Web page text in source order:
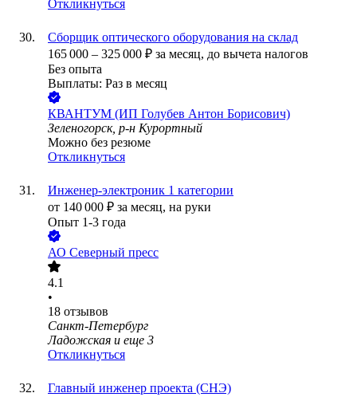
Откликнуться
Сборщик оптического оборудования на склад
165 000 – 325 000 ₽ за месяц, до вычета налогов
Без опыта
Выплаты: Раз в месяц
КВАНТУМ (ИП Голубев Антон Борисович)
Зеленогорск, р-н Курортный
Можно без резюме
Откликнуться
Инженер-электроник 1 категории
от 140 000 ₽ за месяц, на руки
Опыт 1-3 года
АО Северный пресс
4.1
•
18 отзывов
Санкт-Петербург
Ладожская и еще 3
Откликнуться
Главный инженер проекта (СНЭ)